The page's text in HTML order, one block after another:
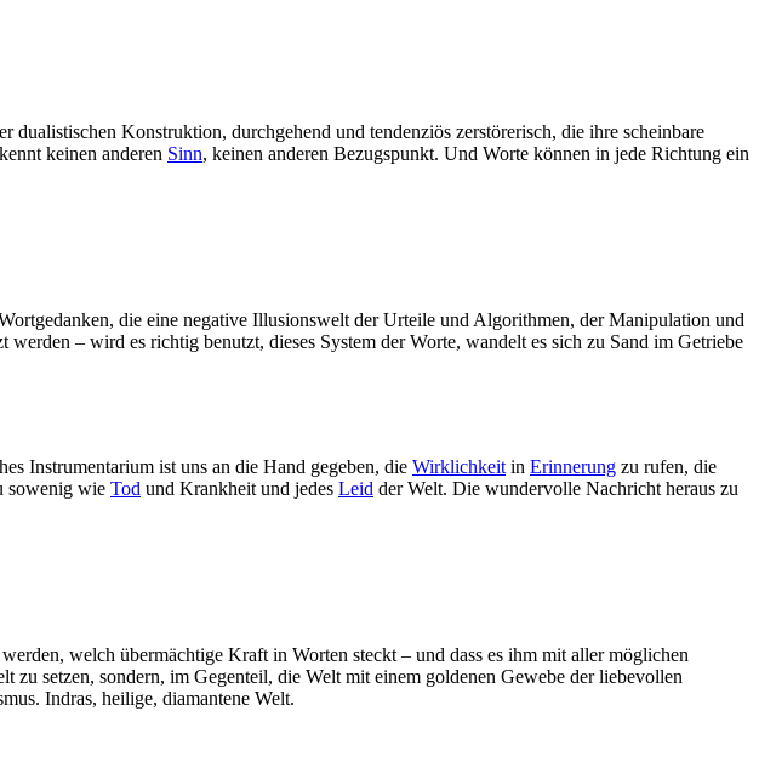
dualistischen Konstruktion, durchgehend und tendenziös zerstörerisch, die ihre scheinbare
keinen anderen Sinn, keinen anderen Bezugspunkt. Und Worte können in jede Richtung ein
die eine negative Illusionswelt der Urteile und Algorithmen, der Manipulation und
– wird es richtig benutzt, dieses System der Worte, wandelt es sich zu Sand im Getriebe
Instrumentarium ist uns an die Hand gegeben, die Wirklichkeit in Erinnerung zu rufen, die
sowenig wie Tod und Krankheit und jedes Leid der Welt. Die wundervolle Nachricht heraus zu
welch übermächtige Kraft in Worten steckt – und dass es ihm mit aller möglichen
setzen, sondern, im Gegenteil, die Welt mit einem goldenen Gewebe der liebevollen
Indras, heilige, diamantene Welt.